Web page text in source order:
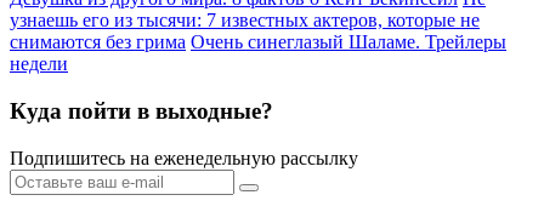
узнаешь его из тысячи: 7 известных актеров, которые не
снимаются без грима Очень синеглазый Шаламе. Трейлеры
недели
Куда пойти в выходные?
Подпишитесь на еженедельную рассылку